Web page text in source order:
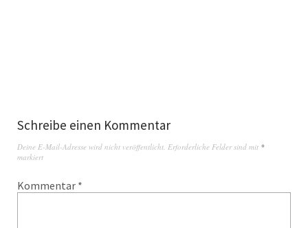
Schreibe einen Kommentar
Deine E-Mail-Adresse wird nicht veröffentlicht. Erforderliche Felder sind mit *
markiert
Kommentar *